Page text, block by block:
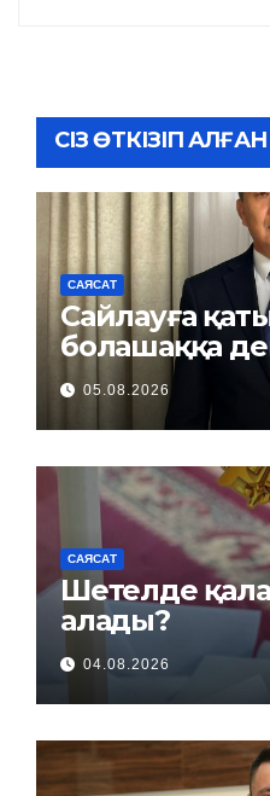
СІЗ ӨТКІЗІП АЛҒАН
САЯСАТ
Сайлауға
болашаққа
05.08.2026
САЯСАТ
Шетелде
алады?
04.08.2026